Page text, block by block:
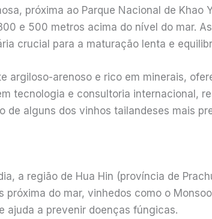
próxima ao Parque Nacional de Khao
e 500 metros acima do nível do mar.
crucial para a maturação lenta e
argiloso-arenoso e rico em minerais,
tecnologia e consultoria internacional,
de alguns dos vinhos tailandeses mais
a região de Hua Hin (província de
próxima do mar, vinhedos como o
ajuda a prevenir doenças fúngicas.